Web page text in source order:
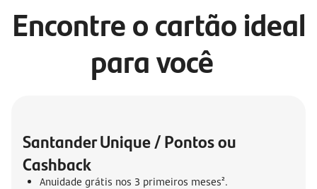
Encontre o cartão ideal
para você
Santander Unique / Pontos ou
Cashback
Anuidade grátis nos 3 primeiros meses².